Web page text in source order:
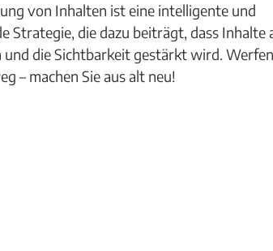
von Inhalten ist eine intelligente und
Strategie, die dazu beiträgt, dass Inhalte
und die Sichtbarkeit gestärkt wird.
– machen Sie aus alt neu!